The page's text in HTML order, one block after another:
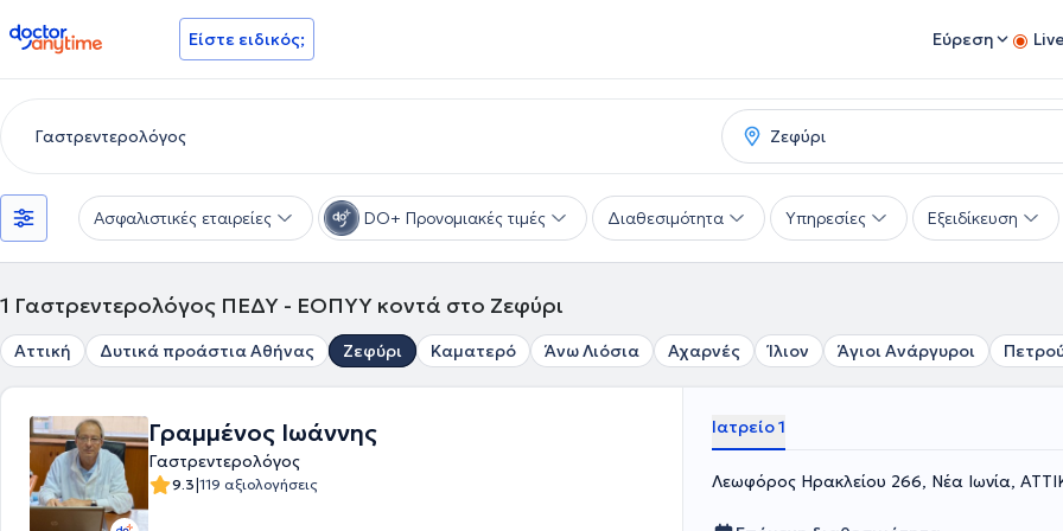
doctoranytime Είστε ειδικός; Εύρεση
Ασφαλιστικές εταιρείες DO+ Προνομιακές τιμές Διαθεσιμότητα Υπηρεσίες Εξειδίκευση
1 Γαστρεντερολόγος ΠΕΔΥ - ΕΟΠΥΥ κοντά στο Ζεφύρι
Αττική Δυτικά προάστια Αθήνας Ζεφύρι Καματερό Άνω Λιόσια Αχαρνές Ίλιον Άγιοι Ανάργυροι
Γραμμένος Ιωάννης
Γαστρεντερολόγος
9.3|119 αξιολογήσεις
Ιατρείο 1
Λεωφόρος Ηρακλείου 266, Νέα Ιωνία,